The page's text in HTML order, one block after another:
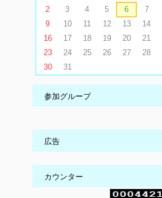
2
3 4 5 6 7
9
10 11 12 13 14
16
17 18 19 20 21
23
24 25 26 27 28
30
31
参加グループ
広告
カウンター